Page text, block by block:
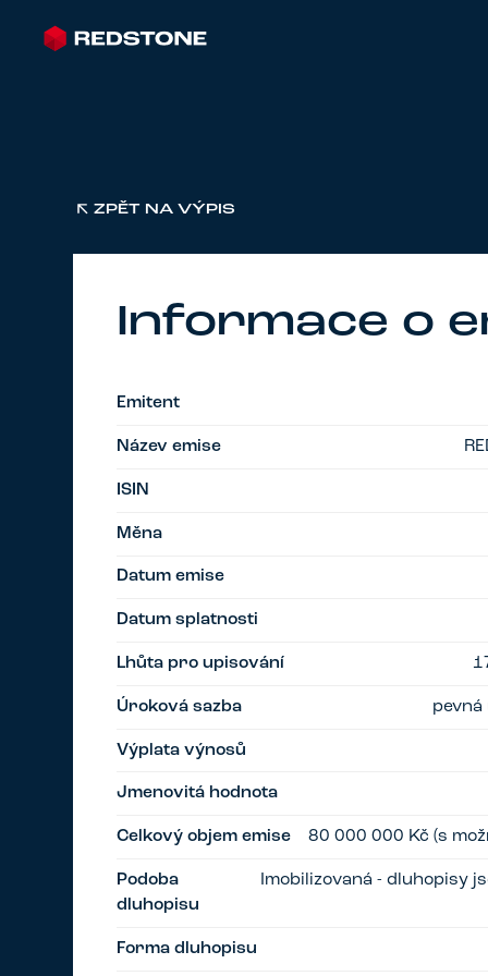
ZPĚT NA VÝPIS
Informace o
Emitent
Název emise
ISIN
Měna
Datum emise
Datum splatnosti
Lhůta pro upisování
Úroková sazba pevná
Výplata výnosů
Jmenovitá hodnota
Celkový objem emise 80 000 000 Kč (s
Podoba
dluhopisu
Imobilizovaná - dluhopisy
Forma dluhopisu